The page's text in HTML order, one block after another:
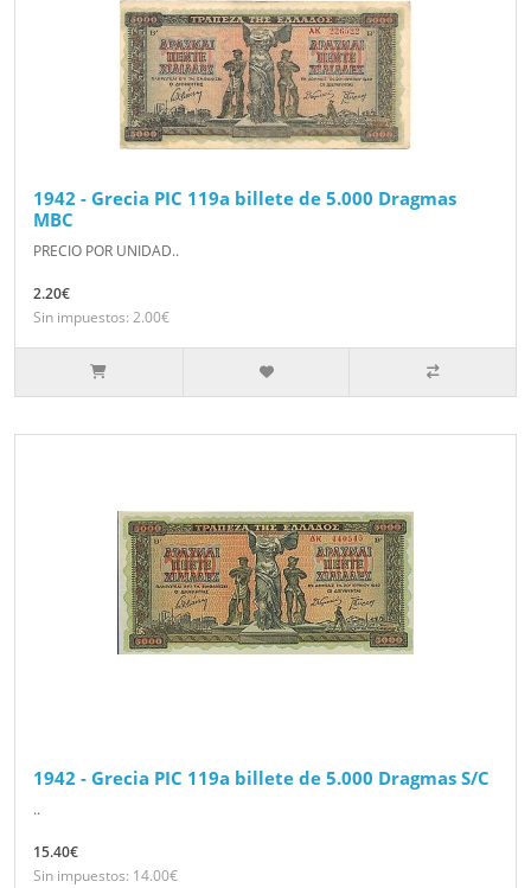
1942 - Grecia PIC 119a billete de 5.000 Dragmas
MBC
PRECIO POR UNIDAD..
2.20€
Sin impuestos: 2.00€
1942 - Grecia PIC 119a billete de 5.000 Dragmas S/C
..
15.40€
Sin impuestos: 14.00€